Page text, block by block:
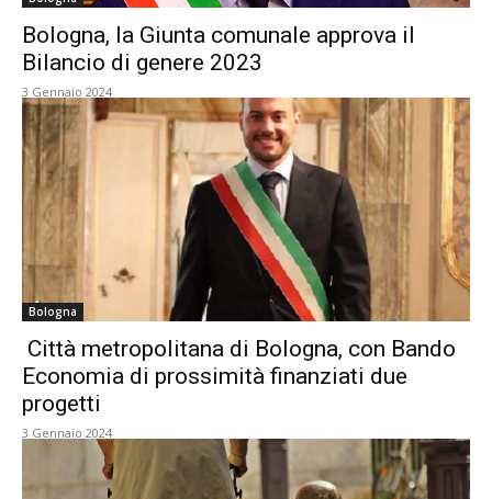
Bologna, la Giunta comunale approva il
Bilancio di genere 2023
3 Gennaio 2024
Bologna
Città metropolitana di Bologna, con Bando
Economia di prossimità finanziati due
progetti
3 Gennaio 2024